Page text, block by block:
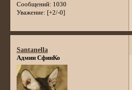
Сообщений: 1030
Уважение: [+2/-0]
Santanella
Админ СфинКо